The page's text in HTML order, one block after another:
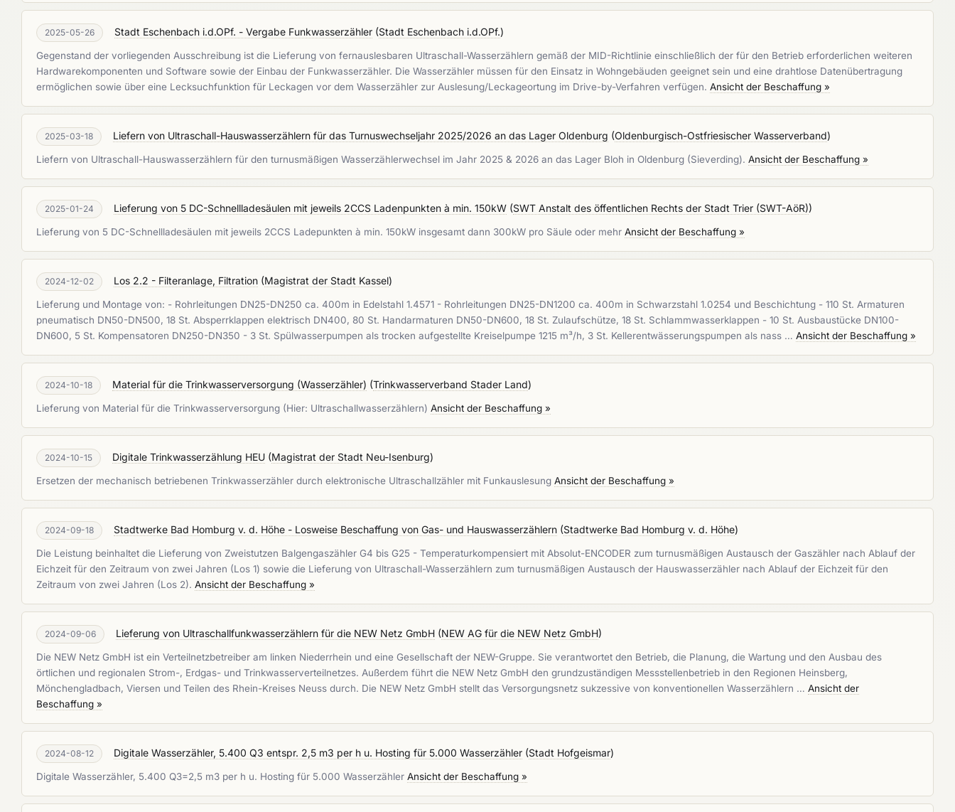
2025-05-26 Stadt Eschenbach i.d.OPf. - Vergabe Funkwasserzähler (Stadt Eschenbach i.d.OPf.)
Gegenstand der vorliegenden Ausschreibung ist die Lieferung von fernauslesbaren Ultraschall-Wasserzählern gemäß der MID-Richtlinie einschließlich der für den Betrieb erforderlichen weiteren
Hardwarekomponenten und Software sowie der Einbau der Funkwasserzähler. Die Wasserzähler müssen für den Einsatz in Wohngebäuden geeignet sein und eine drahtlose Datenübertragung
ermöglichen sowie über eine Lecksuchfunktion für Leckagen vor dem Wasserzähler zur Auslesung/Leckageortung im Drive-by-Verfahren verfügen. Ansicht der Beschaffung »
2025-03-18 Liefern von Ultraschall-Hauswasserzählern für das Turnuswechseljahr 2025/2026 an das Lager Oldenburg (Oldenburgisch-Ostfriesischer Wasserverband)
Liefern von Ultraschall-Hauswasserzählern für den turnusmäßigen Wasserzählerwechsel im Jahr 2025 & 2026 an das Lager Bloh in Oldenburg (Sieverding). Ansicht der Beschaffung »
2025-01-24 Lieferung von 5 DC-Schnellladesäulen mit jeweils 2CCS Ladenpunkten à min. 150kW (SWT Anstalt des öffentlichen Rechts der Stadt Trier (SWT-AöR))
Lieferung von 5 DC-Schnellladesäulen mit jeweils 2CCS Ladepunkten à min. 150kW insgesamt dann 300kW pro Säule oder mehr Ansicht der Beschaffung »
2024-12-02 Los 2.2 - Filteranlage, Filtration (Magistrat der Stadt Kassel)
Lieferung und Montage von: - Rohrleitungen DN25-DN250 ca. 400m in Edelstahl 1.4571 - Rohrleitungen DN25-DN1200 ca. 400m in Schwarzstahl 1.0254 und Beschichtung - 110 St. Armaturen
pneumatisch DN50-DN500, 18 St. Absperrklappen elektrisch DN400, 80 St. Handarmaturen DN50-DN600, 18 St. Zulaufschütze, 18 St. Schlammwasserklappen - 10 St. Ausbaustücke DN100-
DN600, 5 St. Kompensatoren DN250-DN350 - 3 St. Spülwasserpumpen als trocken aufgestellte Kreiselpumpe 1215 m³/h, 3 St. Kellerentwässerungspumpen als nass … Ansicht der Beschaffung »
2024-10-18 Material für die Trinkwasserversorgung (Wasserzähler) (Trinkwasserverband Stader Land)
Lieferung von Material für die Trinkwasserversorgung (Hier: Ultraschallwasserzählern) Ansicht der Beschaffung »
2024-10-15 Digitale Trinkwasserzählung HEU (Magistrat der Stadt Neu-Isenburg)
Ersetzen der mechanisch betriebenen Trinkwasserzähler durch elektronische Ultraschallzähler mit Funkauslesung Ansicht der Beschaffung »
2024-09-18 Stadtwerke Bad Homburg v. d. Höhe - Losweise Beschaffung von Gas- und Hauswasserzählern (Stadtwerke Bad Homburg v. d. Höhe)
Die Leistung beinhaltet die Lieferung von Zweistutzen Balgengaszähler G4 bis G25 - Temperaturkompensiert mit Absolut-ENCODER zum turnusmäßigen Austausch der Gaszähler nach Ablauf der
Eichzeit für den Zeitraum von zwei Jahren (Los 1) sowie die Lieferung von Ultraschall-Wasserzählern zum turnusmäßigen Austausch der Hauswasserzähler nach Ablauf der Eichzeit für den
Zeitraum von zwei Jahren (Los 2). Ansicht der Beschaffung »
2024-09-06 Lieferung von Ultraschallfunkwasserzählern für die NEW Netz GmbH (NEW AG für die NEW Netz GmbH)
Die NEW Netz GmbH ist ein Verteilnetzbetreiber am linken Niederrhein und eine Gesellschaft der NEW-Gruppe. Sie verantwortet den Betrieb, die Planung, die Wartung und den Ausbau des
örtlichen und regionalen Strom-, Erdgas- und Trinkwasserverteilnetzes. Außerdem führt die NEW Netz GmbH den grundzuständigen Messstellenbetrieb in den Regionen Heinsberg,
Mönchengladbach, Viersen und Teilen des Rhein-Kreises Neuss durch. Die NEW Netz GmbH stellt das Versorgungsnetz sukzessive von konventionellen Wasserzählern … Ansicht der
Beschaffung »
2024-08-12 Digitale Wasserzähler, 5.400 Q3 entspr. 2,5 m3 per h u. Hosting für 5.000 Wasserzähler (Stadt Hofgeismar)
Digitale Wasserzähler, 5.400 Q3=2,5 m3 per h u. Hosting für 5.000 Wasserzähler Ansicht der Beschaffung »